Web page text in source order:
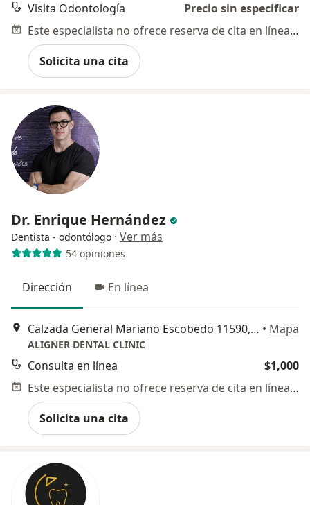
Visita Odontología
Precio sin especificar
Este especialista no ofrece reserva de cita en línea en esta dirección.
Solicita una cita
Dr. Enrique Hernández
Dentista - odontólogo · Ver más
54 opiniones
Dirección En línea
Calzada General Mariano Escobedo 11590, Ciudad de México • Mapa
ALIGNER DENTAL CLINIC
Consulta en línea
$1,000
Este especialista no ofrece reserva de cita en línea en esta dirección.
Solicita una cita